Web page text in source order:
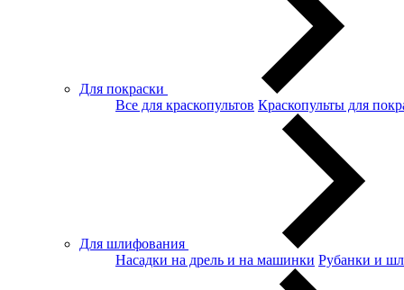
Для покраски
Все для краскопультов Краскопульты для
Для шлифования
Насадки на дрель и на машинки Рубанки и